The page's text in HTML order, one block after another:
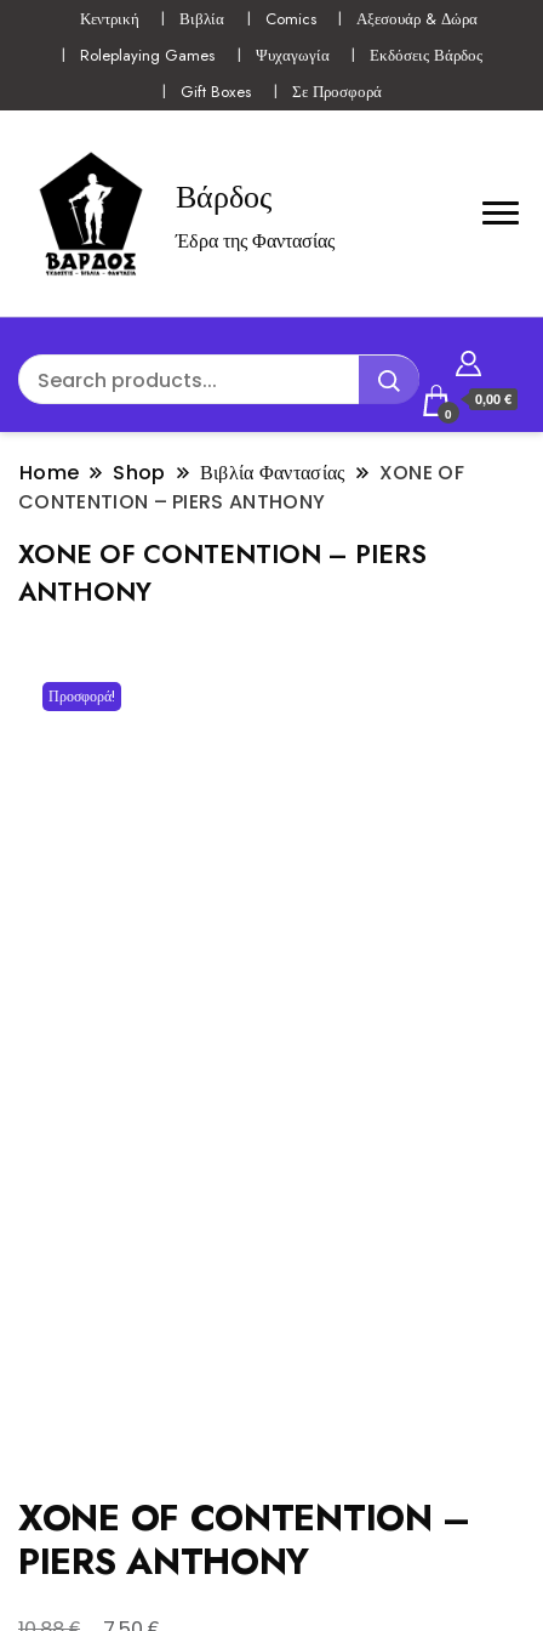
Κεντρική Βιβλία Comics
Αξεσουάρ & Δώρα
Roleplaying Games
Ψυχαγωγία
Εκδόσεις Βάρδος
Gift Boxes
Σε Προσφορά
Βάρδος
Έδρα της Φαντασίας
0
0,00 €
Home Shop Βιβλία Φαντασίας
XONE OF
CONTENTION – PIERS ANTHONY
XONE OF CONTENTION – PIERS
ANTHONY
Προσφορά!
XONE OF CONTENTION –
PIERS ANTHONY
OriginalΗ